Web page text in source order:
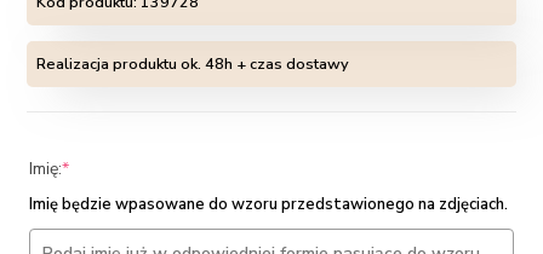
Realizacja produktu ok. 48h + czas dostawy
Imię:*(required)
Imię będzie wpasowane do wzoru przedstawionego na zdjęciach.